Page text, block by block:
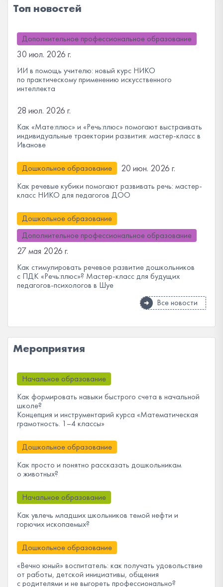
Топ новостей
Дополнительное профессиональное образование
30 июл. 2026 г.
ИИ в помощь учителю: новый курс НИКО
по практическому применению искусственного
интеллекта
28 июл. 2026 г.
Как «Мате:плюс» и «Речь:плюс» помогают выстраивать
индивидуальные траектории развития: мастер-класс в
Иванове
Дошкольное образование 20 июн. 2026 г.
Как речевые кубики помогают развивать речь: мастер-
класс НИКО для педагогов ДОО
Дошкольное образование
Дополнительное профессиональное образование
27 мая 2026 г.
Как стимулировать речевое развитие дошкольников
с ПДК «Речь:плюс»? Мастер-класс для будущих
педагогов-психологов в Шуе
Все новости
Мероприятия
Начальное образование
Как формировать навыки быстрого счета в начальной
школе?
Концепция и инструментарий курса «Математическая
грамотность. 1–4 классы»
Дошкольное образование
Как просто и понятно рассказать дошкольникам
о животных?
Начальное образование
Как увлечь младших школьников темой нефти и
горючих ископаемых?
Дошкольное образование
«Вечно юный» воспитатель: как получать удовольствие
от работы, детской инициативы, общения
с родителями и не выгореть профессионально?